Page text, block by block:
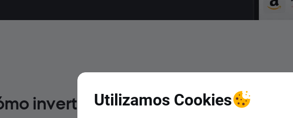
invertir en Acciones de Cronos
Utilizamos Cookies